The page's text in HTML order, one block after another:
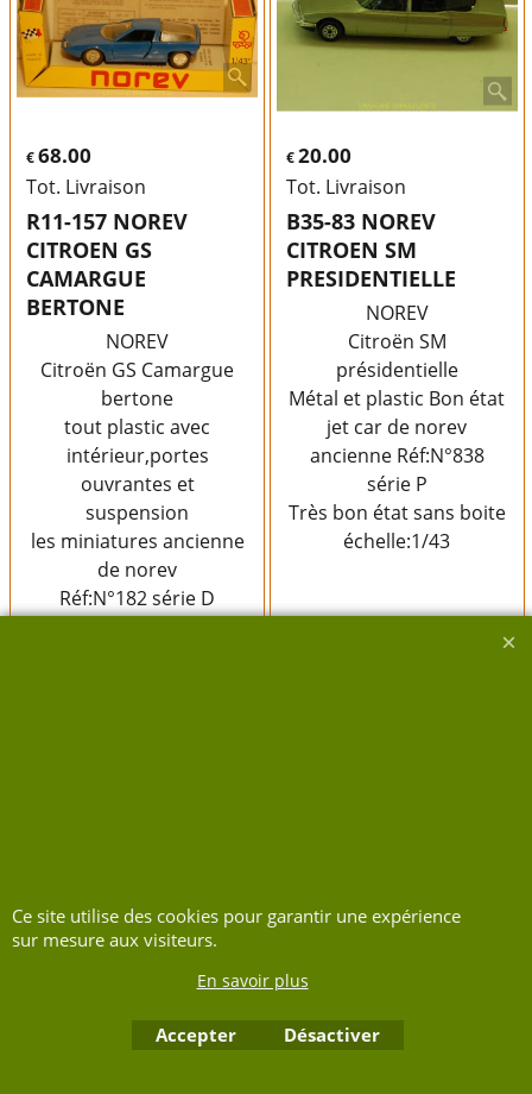
€68.00
Tot. Livraison
R11-157 NOREV
CITROEN GS
CAMARGUE
BERTONE
NOREV
Citroën GS Camargue
bertone
tout plastic avec
intérieur,portes
ouvrantes et
suspension
les miniatures ancienne
de norev
Réf:N°182 série D
€20.00
Tot. Livraison
B35-83 NOREV
CITROEN SM
PRESIDENTIELLE
NOREV
Citroën SM
présidentielle
Métal et plastic Bon état
jet car de norev
ancienne Réf:N°838
série P
Très bon état sans boite
échelle:1/43
Boutique en ligne créés avec le logiciel eCommerce ShopFactory
Ce site utilise des cookies pour garantir une expérience
sur mesure aux visiteurs.
En savoir plus
Accepter Désactiver